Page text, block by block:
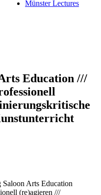
Münster Lectures
Education ///